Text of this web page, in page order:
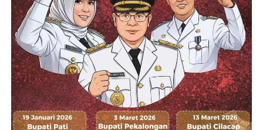
Putusan tersebut sekaligus memperjelas status hukum
Jakarta dan IKN di tengah polemik pemindahan ibu kota
yang masih terus menjadi perdebatan nasional.
(Bowo/Mun)
RELATED TOPICS: DEDY DITORUS
IBUKOTA NUSANTARA
MANGKRAK